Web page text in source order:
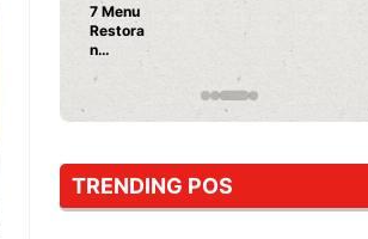
7 Menu
Restora
n
yang
Dicoba,
Cuma
Sushi!
TRENDING POS